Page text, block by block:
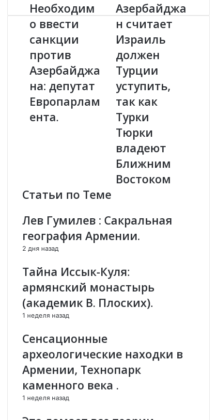
Н
е
о
б
х
о
д
и
м
о
в
в
к
и
п
р
т
в
А
б
а
й
д
ж
н
Необходим
о ввести
санкции
против
Азербайджа
на: депутат
Европарлам
ента.
А
з
е
р
б
а
й
д
ж
н
ч
и
т
а
е
т
а
л
о
ж
е
ц
Азербайджа
н считает
Израиль
должен
Турции
уступить,
так как
Турки
Тюрки
владеют
Ближним
Востоком
Статьи по Теме
Лев Гумилев : Сакральная
география Армении.
2 дня назад
Тайна Иссык-Куля:
армянский монастырь
(академик В. Плоских).
1 неделя назад
Сенсационные
археологические находки в
Армении, Технопарк
каменного века .
1 неделя назад